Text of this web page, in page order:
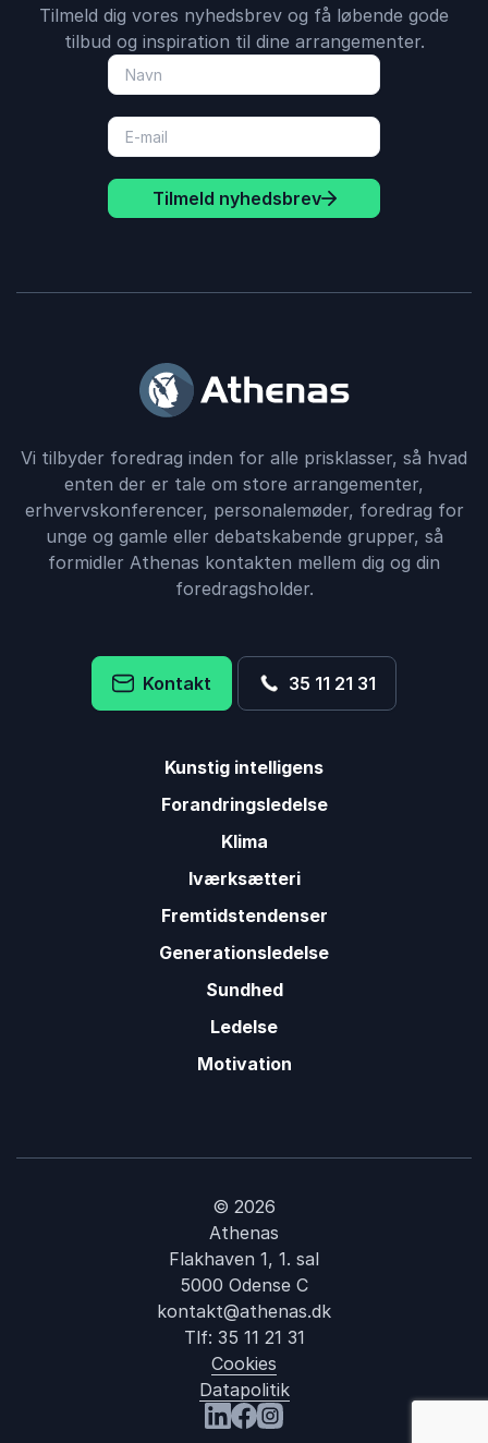
Tilmeld dig vores nyhedsbrev og få løbende gode
tilbud og inspiration til dine arrangementer.
Tilmeld nyhedsbrev
Vi tilbyder foredrag inden for alle prisklasser, så hvad
enten der er tale om store arrangementer,
erhvervskonferencer, personalemøder, foredrag for
unge og gamle eller debatskabende grupper, så
formidler Athenas kontakten mellem dig og din
foredragsholder.
Kontakt 35 11 21 31
Kunstig intelligens
Forandringsledelse
Klima
Iværksætteri
Fremtidstendenser
Generationsledelse
Sundhed
Ledelse
Motivation
© 2026
Athenas
Flakhaven 1, 1. sal
5000 Odense C
kontakt@athenas.dk
Tlf: 35 11 21 31
Cookies
Datapolitik